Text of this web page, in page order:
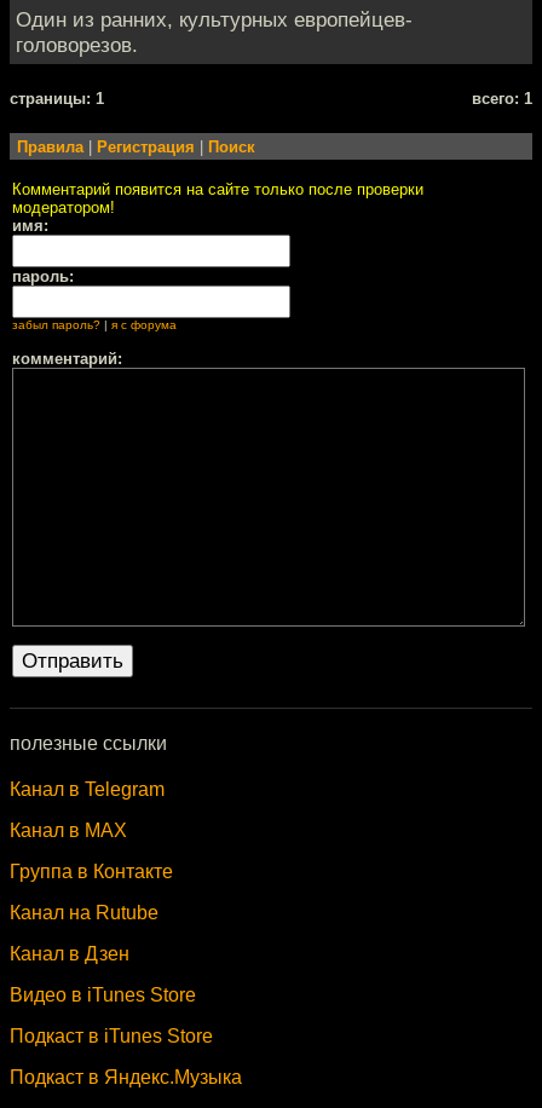
Один из ранних, культурных европейцев-
головорезов.
cтраницы: 1 всего: 1
Правила Регистрация Поиск
Комментарий появится на сайте только после проверки
модератором!
имя:
пароль:
забыл пароль? | я с форума
комментарий:
полезные ссылки
Канал в Telegram
Канал в MAX
Группа в Контакте
Канал на Rutube
Канал в Дзен
Видео в iTunes Store
Подкаст в iTunes Store
Подкаст в Яндекс.Музыка